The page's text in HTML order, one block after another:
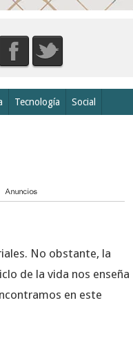
Tecnología Social
No obstante, la
de la vida nos enseña
en este